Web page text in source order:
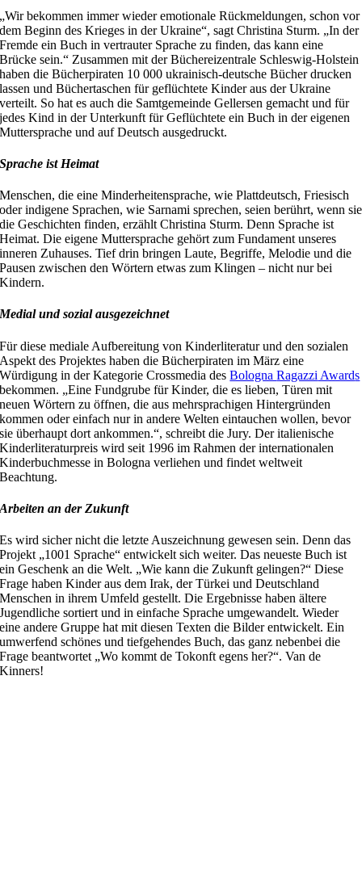
„Wir bekommen immer wieder emotionale Rückmeldungen, schon vor
dem Beginn des Krieges in der Ukraine“, sagt Christina Sturm. „In der
Fremde ein Buch in vertrauter Sprache zu finden, das kann eine
Brücke sein.“ Zusammen mit der Büchereizentrale Schleswig-Holstein
haben die Bücherpiraten 10 000 ukrainisch-deutsche Bücher drucken
lassen und Büchertaschen für geflüchtete Kinder aus der Ukraine
verteilt. So hat es auch die SamtgemeindeGellersen gemacht und für
jedes Kind in der Unterkunft für Geflüchtete ein Buch in der eigenen
Muttersprache und auf Deutsch ausgedruckt.
Sprache ist Heimat
Menschen, die eine Minderheitensprache, wie Plattdeutsch, Friesisch
oderindigene Sprachen, wie Sarnami sprechen, seien berührt, wenn sie
die Geschichten finden, erzählt Christina Sturm. Denn Sprache ist
Heimat. Die eigene Muttersprache gehört zum Fundament unseres
inneren Zuhauses. Tief drin bringen Laute, Begriffe, Melodie und die
Pausen zwischen den Wörtern etwas zum Klingen – nicht nur bei
Kindern.
Medial und sozial ausgezeichnet
Für diese mediale Aufbereitung von Kinderliteraturund den sozialen
Aspekt des Projektes haben die Bücherpiraten im Märzeine
Würdigung in der KategorieCrossmedia desBolognaRagazzi Awards
bekommen. „Eine Fundgrube für Kinder, die es lieben, Türen mit
neuen Wörtern zu öffnen, die aus mehrsprachigen Hintergründen
kommen oder einfach nur in andere Welten eintauchen wollen, bevor
sie überhaupt dort ankommen.“, schreibt die Jury. Deritalienische
Kinderliteraturpreis wird seit 1996 im Rahmen der internationalen
Kinderbuchmesse in Bologna verliehen und findet weltweit
Beachtung.
Arbeiten an der Zukunft
Es wird sicher nicht die letzte Auszeichnung gewesen sein. Denn das
Projekt „1001 Sprache“ entwickelt sich weiter. Das neueste Buch ist
ein Geschenk an die Welt. „Wie kann die Zukunft gelingen?“ Diese
Frage haben Kinder aus dem Irak, der Türkei und Deutschland
Menschen in ihrem Umfeld gestellt. Die Ergebnisse haben ältere
Jugendliche sortiert und in einfache Sprache umgewandelt. Wieder
eine andere Gruppe hat mit diesen Texten die Bilder entwickelt. Ein
umwerfend schönes und tiefgehendes Buch, das ganz nebenbei die
Frage beantwortet „Wo kommt deTokonft egens her?“. Van de
Kinners!